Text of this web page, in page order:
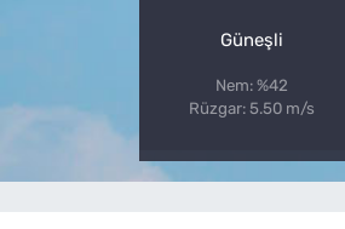
Güneşli
Nem: %42
Rüzgar: 5.50 m/s